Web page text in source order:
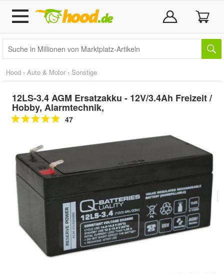
Hood › Auto & Motor › Sonstige
12LS-3.4 AGM Ersatzakku - 12V/3.4Ah Freizeit /
Hobby, Alarmtechnik,
47
Doppelt antippen zum
vergrößern